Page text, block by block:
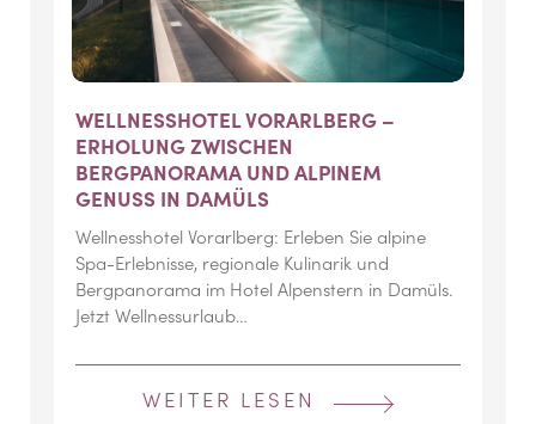
WELLNESSHOTEL VORARLBERG –
ERHOLUNG ZWISCHEN
BERGPANORAMA UND ALPINEM
GENUSS IN DAMÜLS
Wellnesshotel Vorarlberg: Erleben Sie alpine
Spa-Erlebnisse, regionale Kulinarik und
Bergpanorama im Hotel Alpenstern in Damüls.
Jetzt Wellnessurlaub…
WEITER LESEN